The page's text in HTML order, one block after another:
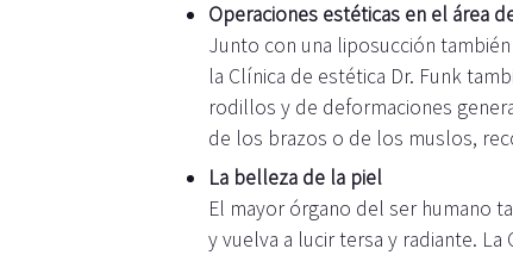
Operaciones estéticas en el área
Junto con una liposucción
la Clínica de estética Dr. Funk
rodillos y de deformaciones
de los brazos o de los muslos,
La belleza de la piel
El mayor órgano del ser humano
y vuelva a lucir tersa y radiante.